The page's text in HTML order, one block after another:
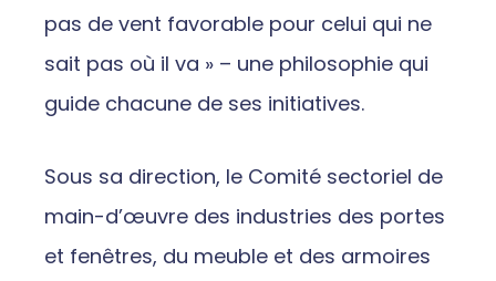
pas de vent favorable pour celui qui ne
sait pas où il va » – une philosophie qui
guide chacune de ses initiatives.
Sous sa direction, le Comité sectoriel de
main-d’œuvre des industries des portes
et fenêtres, du meuble et des armoires